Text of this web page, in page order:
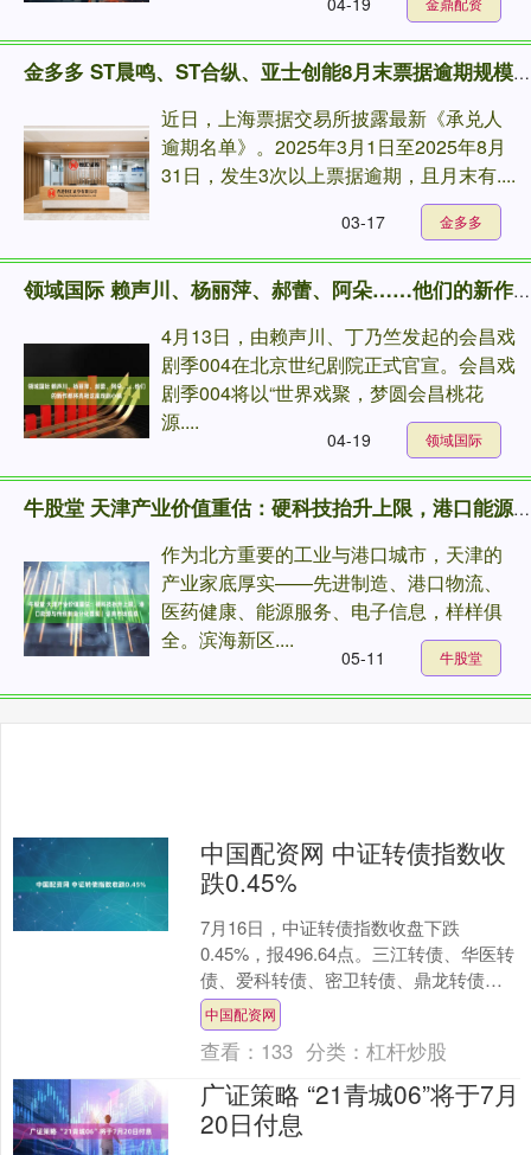
金多多 ST晨鸣、ST合纵、亚士创能8月末票据逾期规模过亿
近日，上海票据交易所披露最新《承兑人
逾期名单》。2025年3月1日至2025年8月
31日，发生3次以上票据逾期，且月末有....
金多多
03-17
领域国际 赖声川、杨丽萍、郝蕾、阿朵……他们的新作都将亮相这座戏剧小镇
4月13日，由赖声川、丁乃竺发起的会昌戏
剧季004在北京世纪剧院正式官宣。会昌戏
剧季004将以“世界戏聚，梦圆会昌桃花
源....
领域国际
04-19
牛股堂 天津产业价值重估：硬科技抬升上限，港口能源与传统制造分化显现｜证券市场观察
作为北方重要的工业与港口城市，天津的
产业家底厚实——先进制造、港口物流、
医药健康、能源服务、电子信息，样样俱
全。滨海新区....
牛股堂
05-11
中国配资网 中证转债指数收
跌0.45%
7月16日，中证转债指数收盘下跌
0.45%，报496.64点。三江转债、华医转
债、爱科转债、密卫转债、鼎龙转债跌
幅居前，分别跌20.00%、9.08%、8.91....
中国配资网
查看： 133 分类：杠杆炒股
广证策略 “21青城06”将于7月
20日付息